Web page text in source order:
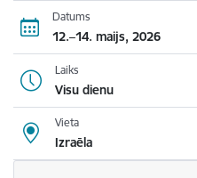
Datums
12.–14. maijs, 2026
Laiks
Visu dienu
Vieta
Izraēla